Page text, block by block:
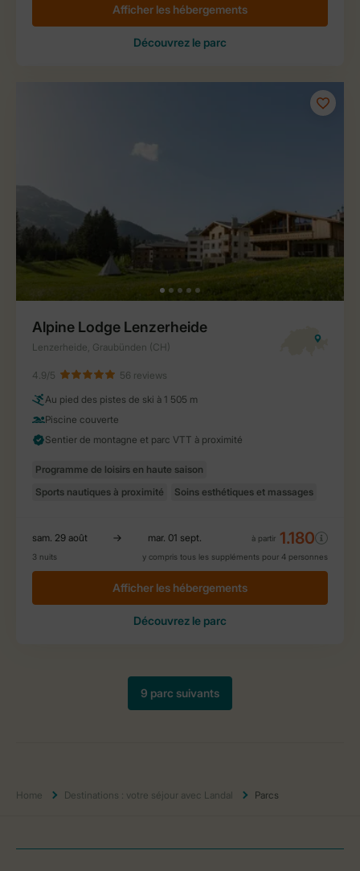
Home Destinations : votre séjour avec Landal Parcs